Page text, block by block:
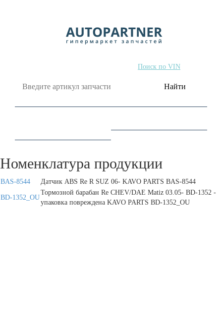
Поиск по VIN
Найти
Номенклатура продукции
BAS-8544 Датчик ABS Re R SUZ 06- KAVO PARTS BAS-8544
BD-1352_OU
Тормозной барабан Re CHEV/DAE Matiz 03.05- BD-1352 -
упаковка повреждена KAVO PARTS BD-1352_OU